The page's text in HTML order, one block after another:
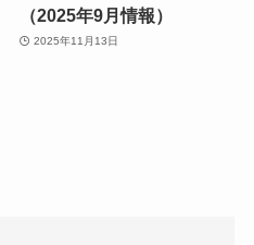
（2025年9月情報）
2025年11月13日